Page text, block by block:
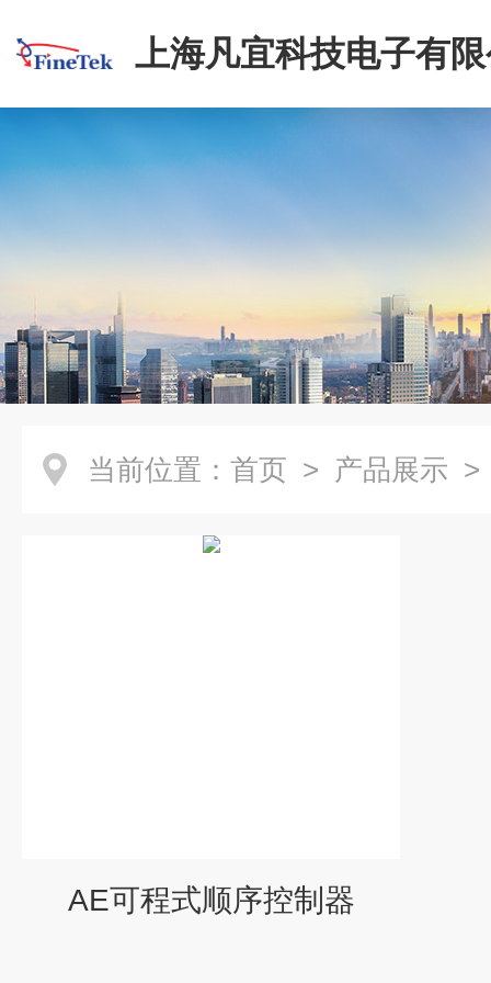
上海凡宜科技电子有
当前位置： 首页 > 产品展示
AE可程式顺序控制器